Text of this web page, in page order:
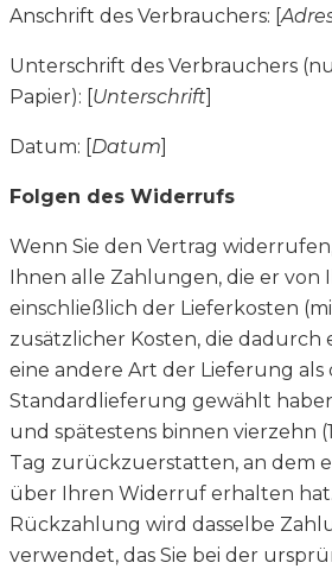
Anschrift des Verbrauchers: [
Unterschrift des Verbrauchers
Papier): [ Unterschrift
Datum: [ Datum
Folgen des Widerrufs
Wenn Sie den Vertrag
Ihnen alle Zahlungen, die er
einschließlich der Lieferkosten
zusätzlicher Kosten, die dadurch
eine andere Art der Lieferung als
Standardlieferung gewählt
und spätestens binnen vierzehn
Tag zurückzuerstatten, an dem
über Ihren Widerruf erhalten
Rückzahlung wird dasselbe
verwendet, das Sie bei der